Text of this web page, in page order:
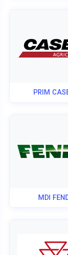
PRIM
MDI